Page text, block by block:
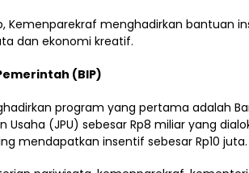
Kemenparekraf menghadirkan bantuan
dan ekonomi kreatif.
(BIP)
program yang pertama adalah
Usaha (JPU) sebesar Rp8 miliar yang
mendapatkan insentif sebesar Rp10 juta.